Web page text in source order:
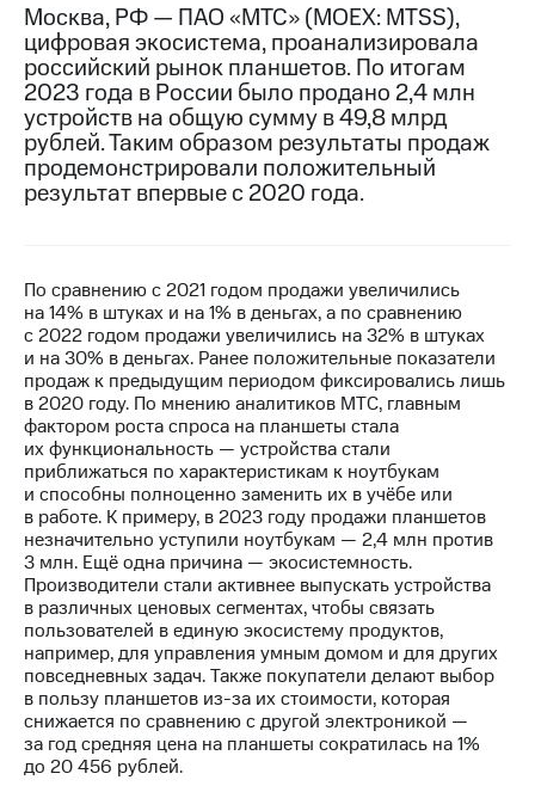
Медиа-центр
Пресс-
релизы
МТС
о технологиях
Достижения
отчетность
Контакты
Новости
в
регионе
и акционерам
Корпоративное
управление
Корпоративный
секретарь
Раскрытие
информации
Информация
акционерам
Документы
ПАО
"МТС"
Собрания
Москва, РФ — ПАО «МТС» (MOEX: MTSS),
цифровая экосистема, проанализировала
российский рынок планшетов. По итогам
2023 года в России было продано 2,4 млн
устройств на общую сумму в 49,8 млрд
рублей. Таким образом результаты продаж
продемонстрировали положительный
результат впервые с 2020 года.
По сравнению с 2021 годом продажи увеличились
на 14% в штуках и на 1% в деньгах, а по сравнению
с 2022 годом продажи увеличились на 32% в штуках
и на 30% в деньгах. Ранее положительные показатели
продаж к предыдущим периодом фиксировались лишь
в 2020 году. По мнению аналитиков МТС, главным
фактором роста спроса на планшеты стала
их функциональность — устройства стали
приближаться по характеристикам к ноутбукам
и способны полноценно заменить их в учёбе или
в работе. К примеру, в 2023 году продажи планшетов
незначительно уступили ноутбукам — 2,4 млн против
3 млн. Ещё одна причина — экосистемность.
Производители стали активнее выпускать устройства
в различных ценовых сегментах, чтобы связать
пользователей в единую экосистему продуктов,
например, для управления умным домом и для других
повседневных задач. Также покупатели делают выбор
в пользу планшетов из-за их стоимости, которая
снижается по сравнению с другой электроникой —
за год средняя цена на планшеты сократилась на 1%
до 20 456 рублей.